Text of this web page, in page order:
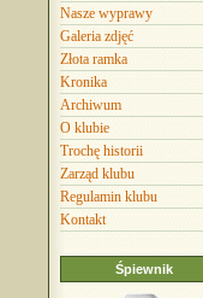
Nasze wyprawy
Galeria zdjęć
Złota ramka
Kronika
Archiwum
O klubie
Trochę historii
Zarząd klubu
Regulamin klubu
Kontakt
Śpiewnik